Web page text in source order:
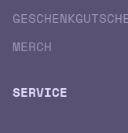
MERCH
SERVICE